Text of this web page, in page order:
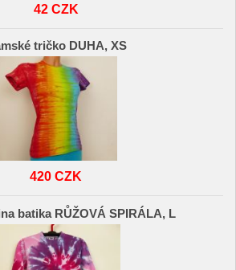
42 CZK
tričko DUHA, XS
420 CZK
batika RŮŽOVÁ SPIRÁLA, L